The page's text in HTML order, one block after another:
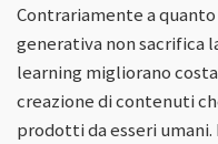
Contrariamente a
generativa non sacrifica
learning migliorano
creazione di contenuti
prodotti da esseri